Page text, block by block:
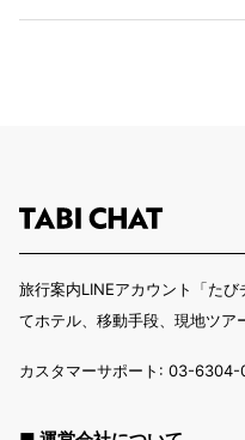
旅行案内LINEアカウント「た
てホテル、移動手段、現地ツア
カスタマーサポート: 03-6304-